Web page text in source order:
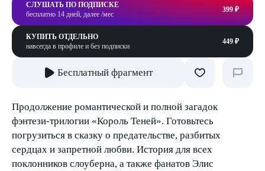
СЛУШАТЬ ПО ПОДПИСКЕ
бесплатно 14 дней, далее /мес
399 ₽
КУПИТЬ ОТДЕЛЬНО
навсегда в профиле и без подписки
449 ₽
Бесплатный фрагмент
Продолжение романтической и полной загадок
фэнтези-трилогии «Король Теней». Готовьтесь
погрузиться в сказку о предательстве, разбитых
сердцах и запретной любви. История для всех
поклонников слоуберна, а также фанатов Элис